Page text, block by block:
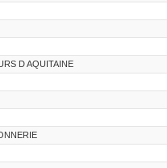
D AQUITAINE